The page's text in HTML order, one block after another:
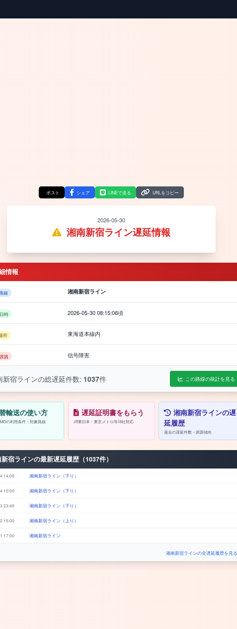
ポスト シェア LINEで送る URLをコピー
2026-05-30
湘南新宿ライン遅延情報
情報
線 湘南新宿ライン
時 2026-05-30 08:15:06頃
所 東海道本線内
因 信号障害
新宿ラインの総遅延件数: 1037件 この路線の統計を見る
輸送の使い方
の利用条件・対象路線
遅延証明書をもらう
JR東日本・東京メトロ等18社対応
湘南新宿ラインの遅
延履歴
過去の遅延件数・原因傾向
宿ラインの最新遅延履歴（1037件）
14:00 湘南新宿ライン（下り）
10:00 湘南新宿ライン（下り）
23:45 湘南新宿ライン（下り）
15:00 湘南新宿ライン（上り）
17:00 湘南新宿ライン
湘南新宿ラインの全遅延履歴を見